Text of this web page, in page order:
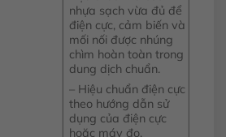
nhựa sạch vừa đủ để
điện cực, cảm biến và
mối nối được nhúng
chìm hoàn toàn trong
dung dịch chuẩn.
– Hiệu chuẩn điện cực
theo hướng dẫn sử
dụng của điện cực
hoặc máy đo.